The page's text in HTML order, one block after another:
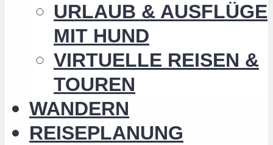
URLAUB & AUSFLÜGE
MIT HUND
VIRTUELLE REISEN &
TOUREN
WANDERN
REISEPLANUNG